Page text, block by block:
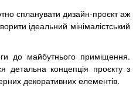
спланувати дизайн-проєкт аж
ідеальний мінімалістський
до майбутнього приміщення.
детальна концепція проєкту з
декоративних елементів.